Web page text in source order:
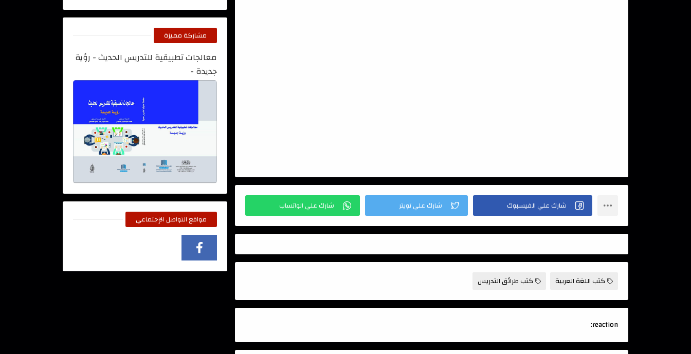
كتب اللغة العربية كتب طرائق التدريس
reaction:
مشاركة مميزة
معالجات تطبيقية للتدريس الحديث - رؤية
جديدة -
مواقع التواصل الإجتماعي